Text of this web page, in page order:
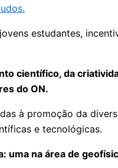
estudantes,
científico, da
do ON.
à promoção da
e tecnológicas.
uma na área de